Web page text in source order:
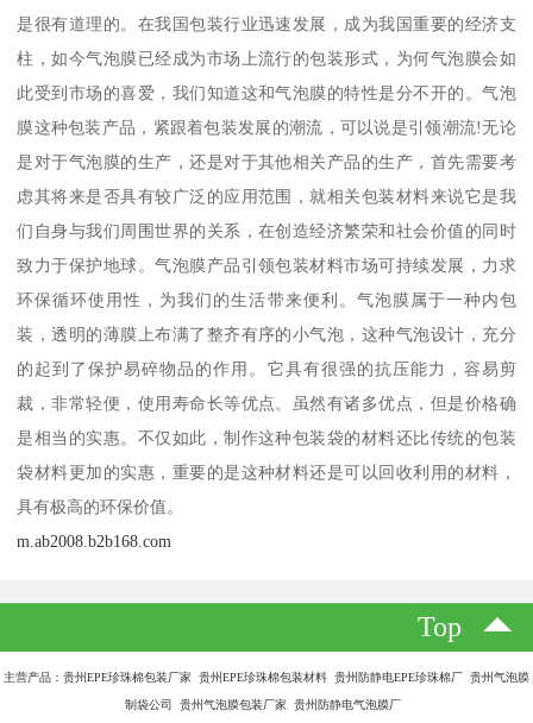
是很有道理的。在我国包装行业迅速发展，成为我国重要的经济支
柱，如今气泡膜已经成为市场上流行的包装形式，为何气泡膜会如
此受到市场的喜爱，我们知道这和气泡膜的特性是分不开的。气泡
膜这种包装产品，紧跟着包装发展的潮流，可以说是引领潮流!无论
是对于气泡膜的生产，还是对于其他相关产品的生产，首先需要考
虑其将来是否具有较广泛的应用范围，就相关包装材料来说它是我
们自身与我们周围世界的关系，在创造经济繁荣和社会价值的同时
致力于保护地球。气泡膜产品引领包装材料市场可持续发展，力求
环保循环使用性，为我们的生活带来便利。气泡膜属于一种内包
装，透明的薄膜上布满了整齐有序的小气泡，这种气泡设计，充分
的起到了保护易碎物品的作用。它具有很强的抗压能力，容易剪
裁，非常轻便，使用寿命长等优点。虽然有诸多优点，但是价格确
是相当的实惠。不仅如此，制作这种包装袋的材料还比传统的包装
袋材料更加的实惠，重要的是这种材料还是可以回收利用的材料，
具有极高的环保价值。
m.ab2008.b2b168.com
Top
主营产品：贵州EPE珍珠棉包装厂家 贵州EPE珍珠棉包装材料 贵州防静电EPE珍珠棉厂 贵州气泡膜
制袋公司 贵州气泡膜包装厂家 贵州防静电气泡膜厂